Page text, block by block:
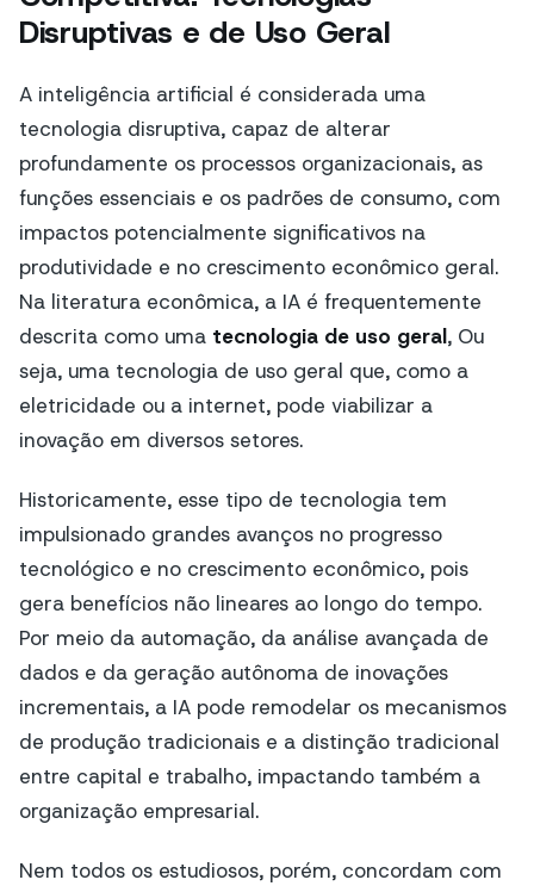
Disruptivas e de Uso Geral
A inteligência artificial é considerada uma
tecnologia disruptiva, capaz de alterar
profundamente os processos organizacionais, as
funções essenciais e os padrões de consumo, com
impactos potencialmente significativos na
produtividade e no crescimento econômico geral.
Na literatura econômica, a IA é frequentemente
descrita como uma tecnologia de uso geral, Ou
seja, uma tecnologia de uso geral que, como a
eletricidade ou a internet, pode viabilizar a
inovação em diversos setores.
Historicamente, esse tipo de tecnologia tem
impulsionado grandes avanços no progresso
tecnológico e no crescimento econômico, pois
gera benefícios não lineares ao longo do tempo.
Por meio da automação, da análise avançada de
dados e da geração autônoma de inovações
incrementais, a IA pode remodelar os mecanismos
de produção tradicionais e a distinção tradicional
entre capital e trabalho, impactando também a
organização empresarial.
Nem todos os estudiosos, porém, concordam com